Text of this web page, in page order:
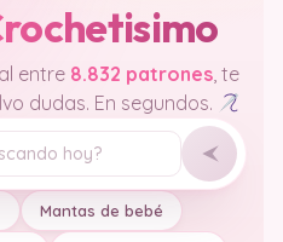
entre 8.832 patrones , te
dudas. En segundos.
Mantas de bebé